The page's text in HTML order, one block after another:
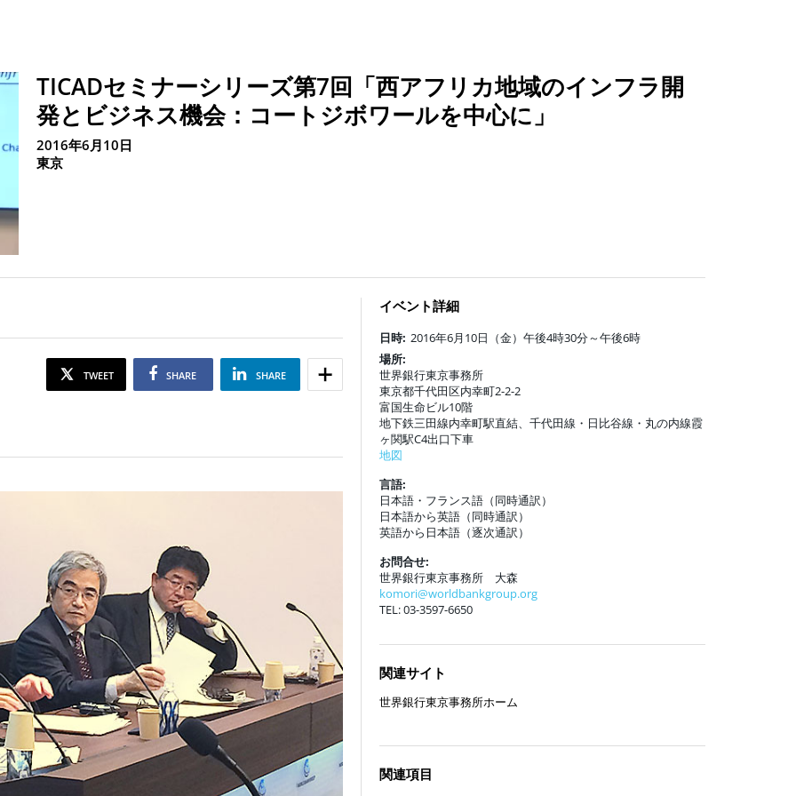
TICADセミナーシリーズ第7回「西アフリカ地域のインフラ開
発とビジネス機会：コートジボワールを中心に」
2016年6月10日
東京
TWEET SHARE SHARE
イベント詳細
日時: 2016年6月10日（金）午後4時30分～午後6時
場所:
世界銀行東京事務所
東京都千代田区内幸町2-2-2
富国生命ビル10階
地下鉄三田線内幸町駅直結、千代田線・日比谷線・丸の内線霞
ヶ関駅C4出口下車
地図
言語:
日本語・フランス語（同時通訳）
日本語から英語（同時通訳）
英語から日本語（逐次通訳）
お問合せ:
世界銀行東京事務所 大森
komori@worldbankgroup.org
TEL: 03-3597-6650
関連サイト
世界銀行東京事務所ホーム
関連項目